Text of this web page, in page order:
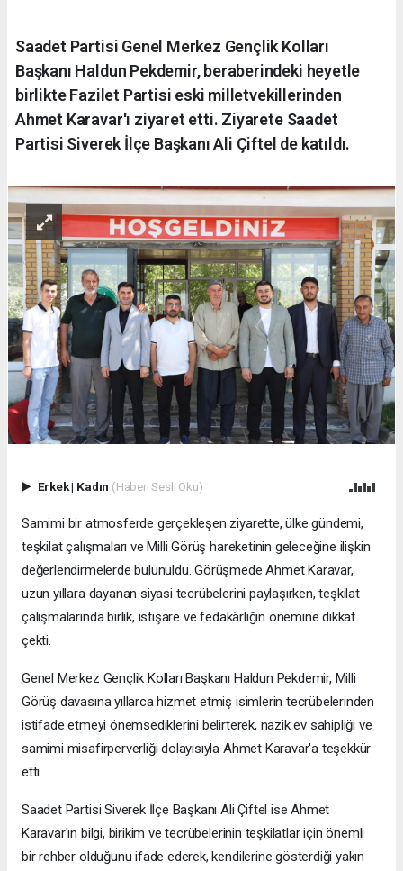
Saadet Partisi Genel Merkez Gençlik Kolları
Başkanı Haldun Pekdemir, beraberindeki heyetle
birlikte Fazilet Partisi eski milletvekillerinden
Ahmet Karavar'ı ziyaret etti. Ziyarete Saadet
Partisi Siverek İlçe Başkanı Ali Çiftel de katıldı.
Erkek| Kadın (Haberi Sesli Oku)
Samimi bir atmosferde gerçekleşen ziyarette, ülke gündemi,
teşkilat çalışmaları ve Milli Görüş hareketinin geleceğine ilişkin
değerlendirmelerde bulunuldu. Görüşmede Ahmet Karavar,
uzun yıllara dayanan siyasi tecrübelerini paylaşırken, teşkilat
çalışmalarında birlik, istişare ve fedakârlığın önemine dikkat
çekti.
Genel Merkez Gençlik Kolları Başkanı Haldun Pekdemir, Milli
Görüş davasına yıllarca hizmet etmiş isimlerin tecrübelerinden
istifade etmeyi önemsediklerini belirterek, nazik ev sahipliği ve
samimi misafirperverliği dolayısıyla Ahmet Karavar'a teşekkür
etti.
Saadet Partisi Siverek İlçe Başkanı Ali Çiftel ise Ahmet
Karavar'ın bilgi, birikim ve tecrübelerinin teşkilatlar için önemli
bir rehber olduğunu ifade ederek, kendilerine gösterdiği yakın